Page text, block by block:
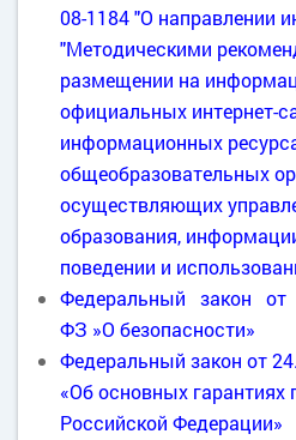
08-1184 "О направлении
"Методическими
размещении на
официальных интернет-
информационных
общеобразовательных
осуществляющих
образования,
поведении и
Федеральный закон
ФЗ »О безопасности»
Федеральный закон от
«Об основных гарантиях
Российской Федерации»